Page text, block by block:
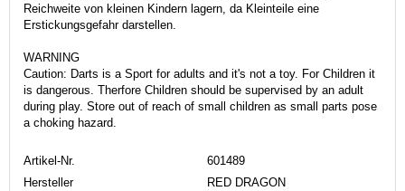
Reichweite von kleinen Kindern lagern, da Kleinteile eine
Erstickungsgefahr darstellen.
WARNING
Caution: Darts is a Sport for adults and it's not a toy. For Children it
is dangerous. Therfore Children should be supervised by an adult
during play. Store out of reach of small children as small parts pose
a choking hazard.
Artikel-Nr.
601489
Hersteller
RED DRAGON